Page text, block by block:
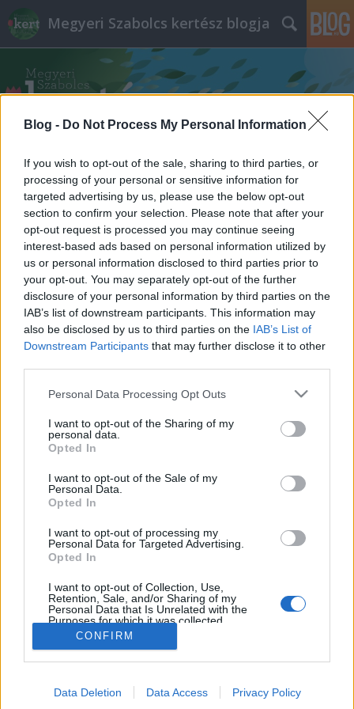
Blog - Do Not Process My Personal Information
If you wish to opt-out of the sale, sharing to third parties, or
processing of your personal or sensitive information for
targeted advertising by us, please use the below opt-out
section to confirm your selection. Please note that after your
opt-out request is processed you may continue seeing
interest-based ads based on personal information utilized by
us or personal information disclosed to third parties prior to
your opt-out. You may separately opt-out of the further
disclosure of your personal information by third parties on the
IAB’s list of downstream participants. This information may
also be disclosed by us to third parties on the IAB’s List of
Downstream Participants that may further disclose it to other
Please note that this website/app uses one or more Google
not limited to your visit or usage behaviour. You may click to
grant or deny consent to Google and its third-party tags to
use your data for below specified purposes in below Google
consent section.
Personal Data Processing Opt Outs
I want to opt-out of the Sharing of my
personal data.
Opted In
I want to opt-out of the Sale of my
Personal Data.
Opted In
I want to opt-out of processing my
Personal Data for Targeted Advertising.
Opted In
I want to opt-out of Collection, Use,
Retention, Sale, and/or Sharing of my
Personal Data that Is Unrelated with the
Purposes for which it was collected.
Opted Out
I want to allow Google to enable storage
CONFIRM
Data Deletion Data Access Privacy Policy
Megyeri Szabolcs kertész blogja
Címkék»lombhulladék
Mi legyen a lombhulladékkal?
Az avarégetéstől a komposztálásig
Megyeri Szabolcs• 2014. október 11.
A címbeli kérdés így az ősz feléhez közeledve
mindenképp aktuális, ám kicsit kiegészítésre szorul,
hiszen október-november környékén nem csak a
lehulló levelek okoznak fejtörést, ha kerti szerves
hulladékról beszélünk. Ősszel a gondos gazda
szépen rendberakja a birtokát…
Őszi lombtalanítás
Ősszel a kertek többsége nyugalomba vonul,
felkészítik azokat a hideg évszakok tétlen
várakozására. Ilyenkor október tájékán még akad
meglévőket metszeni, az utolsó…